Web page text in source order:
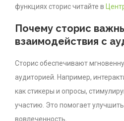
функциях сторис читайте в
Почему сторис
взаимодействия с
Сторис обеспечивают
аудиторией. Например,
как стикеры и опросы,
участию. Это помогает
вовлеченность.